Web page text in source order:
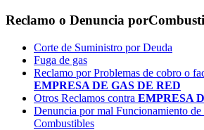
Reclamo o Denuncia por
Corte de Suministro por Deuda
Fuga de gas
Reclamo por Problemas de cobro o
EMPRESA DE GAS DE RED
Otros Reclamos contra EMPRESA
Denuncia por mal Funcionamiento de
Combustibles